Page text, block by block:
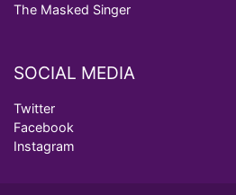
The Masked Singer
SOCIAL MEDIA
Twitter
Facebook
Instagram